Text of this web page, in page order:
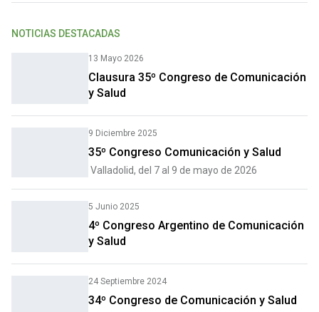
NOTICIAS DESTACADAS
13 Mayo 2026
Clausura 35º Congreso de Comunicación
y Salud
9 Diciembre 2025
35º Congreso Comunicación y Salud
Valladolid, del 7 al 9 de mayo de 2026
5 Junio 2025
4º Congreso Argentino de Comunicación
y Salud
24 Septiembre 2024
34º Congreso de Comunicación y Salud